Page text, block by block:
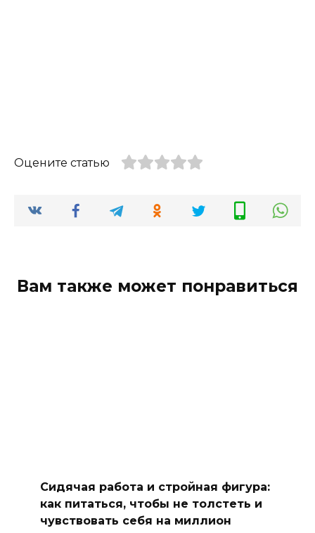
Оцените статью
Вам также может понравиться
Сидячая работа и стройная фигура:
как питаться, чтобы не толстеть и
чувствовать себя на миллион